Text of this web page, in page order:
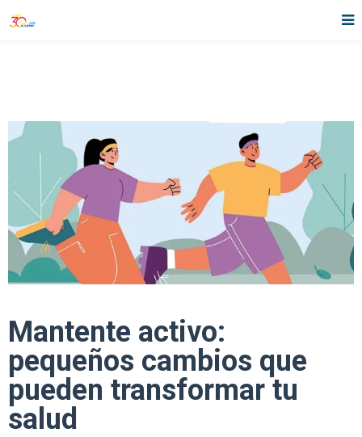
Mantente activo:
pequeños cambios que
pueden transformar tu
salud